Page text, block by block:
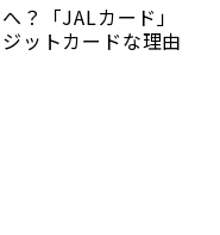
？「JALカード」
ットカードな理由